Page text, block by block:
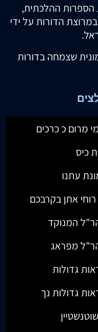
הספרות ההלכתית,
הדורות על ידי
שצמחה בדורות
מרום כ כרכים
כיס
עתנו
אתן בקרבכם
המנוקד
מפראג
גדולות
גדולות נך